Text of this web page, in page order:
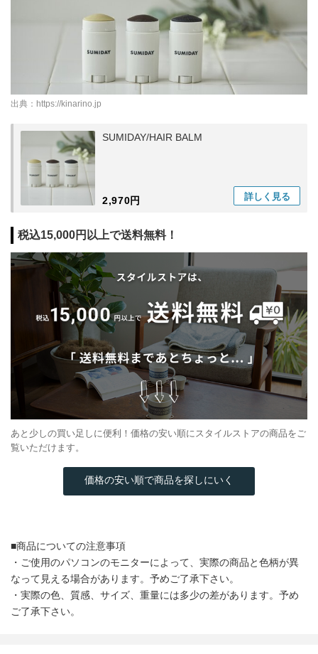
出典： https://kinarino.jp
SUMIDAY/HAIR BALM
2,970円 詳しく 見る
税込15,000円以上で送料無料！
あと少しの買い足しに便利！価格の安い順にスタイルストアの商品をご
覧いただけます。
価格の安い順で商品を探しにいく
■商品についての注意事項
・ご使用のパソコンのモニターによって、実際の商品と色柄が異
なって見える場合があります。予めご了承下さい。
・実際の色、質感、サイズ、重量には多少の差があります。予め
ご了承下さい。